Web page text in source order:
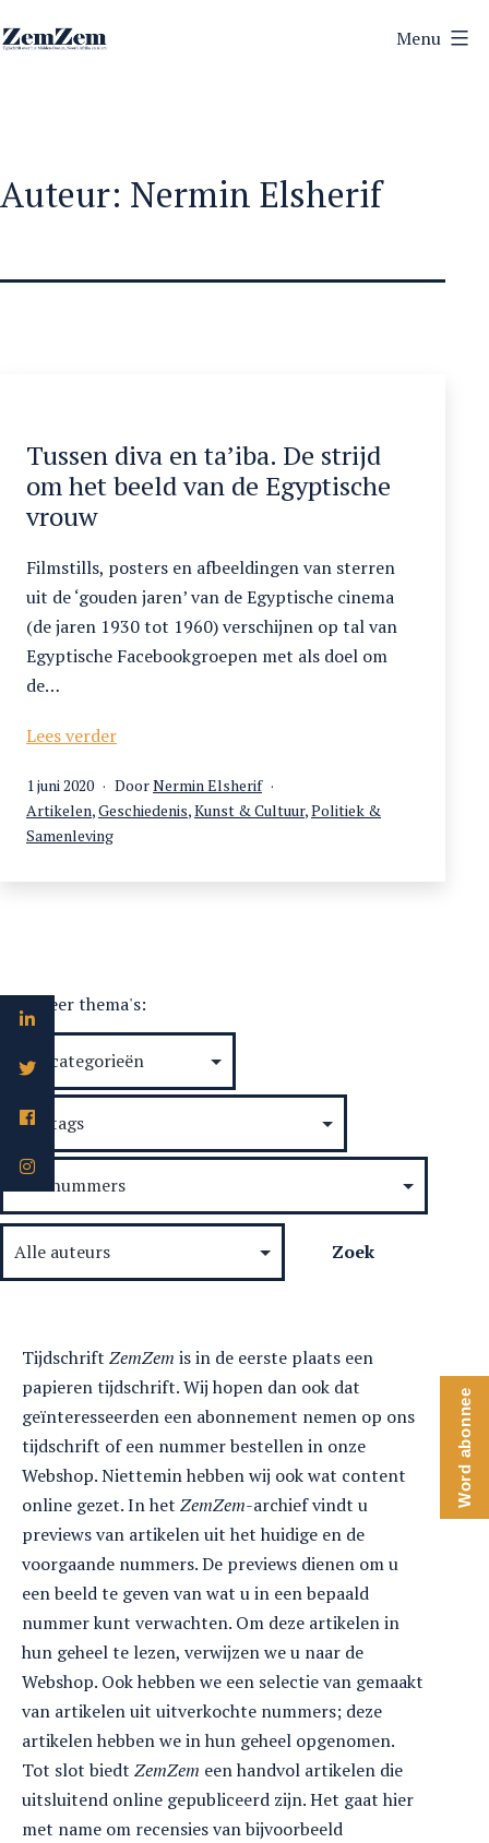
naar
Menu
Auteur: Nermin Elsherif
Tussen diva en ta’iba. De strijd
om het beeld van de Egyptische
vrouw
Filmstills, posters en afbeeldingen van sterren
uit de ‘gouden jaren’ van de Egyptische cinema
(de jaren 1930 tot 1960) verschijnen op tal van
Egyptische Facebookgroepen met als doel om
de…
Lees verderTussen
en
ta’iba.
de
Egyptische
vrouw
Gepubliceerd
op
1 juni 2020 DoorNermin Elsherif
Gecategoriseerd
als
Artikelen,Geschiedenis,Kunst & Cultuur,Politiek &
Samenleving
Selecteer thema's:
Tijdschrift ZemZem is in de eerste plaats een
papieren tijdschrift. Wij hopen dan ook dat
geïnteresseerden een abonnement nemen op ons
tijdschrift of een nummer bestellen in onze
Webshop. Niettemin hebben wij ook wat content
online gezet. In het ZemZem-archief vindt u
previews van artikelen uit het huidige en de
voorgaande nummers. De previews dienen om u
een beeld te geven van wat u in een bepaald
nummer kunt verwachten. Om deze artikelen in
hun geheel te lezen, verwijzen we u naar de
Webshop. Ook hebben we een selectie van gemaakt
van artikelen uit uitverkochte nummers; deze
artikelen hebben we in hun geheel opgenomen.
Tot slot biedt ZemZem een handvol artikelen die
uitsluitend online gepubliceerd zijn. Het gaat hier
met name om recensies van bijvoorbeeld
Word abonnee